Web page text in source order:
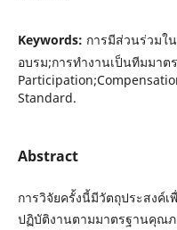
Keywords: การมีส่วนร่วมใ
อบรม;การทำงานเป็นทีมมาต
Standard.
Abstract
การวิจัยครั้งนี้มีวัตถุประสงค์
ปฏิบัติงานตามมาตรฐานคุณภ